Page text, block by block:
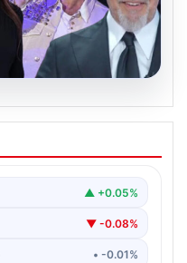
raporu.
yaptı?
"content": "İstanbul
▲ +0.05%
▼ -0.08%
• -0.01%